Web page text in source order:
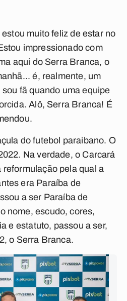
muito feliz de estar no
impressionado com
aqui do Serra Branca, o
é, realmente, um
fã quando uma equipe
Alô, Serra Branca! É
do futebol paraibano. O
Na verdade, o Carcará
pela qual a
era Paraíba de
a ser Paraíba de
nome, escudo, cores,
e estatuto, passou a ser,
o Serra Branca.